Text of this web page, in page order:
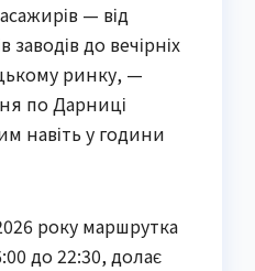
— від
заводів до вечірніх
ринку, —
по Дарниці
навіть у години
року маршрутка
до 22:30, долає